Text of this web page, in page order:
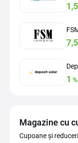
1,5
7,5
1 %
Magazine cu
Cupoane și